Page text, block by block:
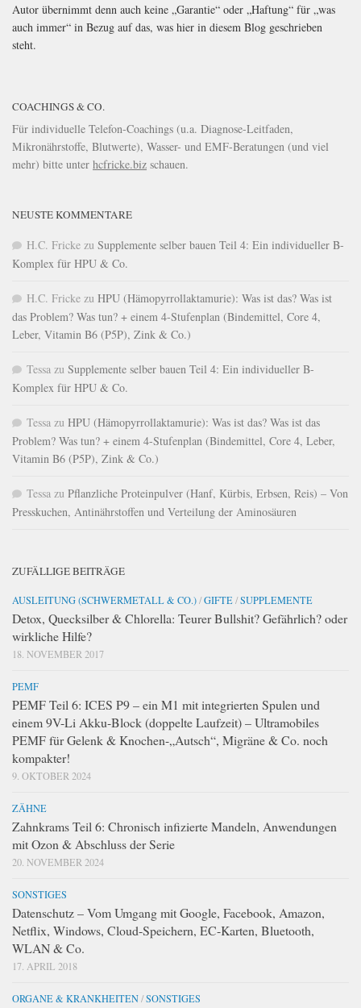
Autor übernimmt denn auch keine „Garantie“ oder „Haftung“ für „was
auch immer“ in Bezug auf das, was hier in diesem Blog geschrieben
steht.
COACHINGS & CO.
Für individuelle Telefon-Coachings (u.a. Diagnose-Leitfaden,
Mikronährstoffe, Blutwerte), Wasser- und EMF-Beratungen (und viel
mehr) bitte unter hcfricke.biz schauen.
NEUSTE KOMMENTARE
H.C. Fricke zu Supplemente selber bauen Teil 4: Ein individueller B-
Komplex für HPU & Co.
H.C. Fricke zu HPU (Hämopyrrollaktamurie): Was ist das? Was ist
das Problem? Was tun? + einem 4-Stufenplan (Bindemittel, Core 4,
Leber, Vitamin B6 (P5P), Zink & Co.)
Tessa zu Supplemente selber bauen Teil 4: Ein individueller B-
Komplex für HPU & Co.
Tessa zu HPU (Hämopyrrollaktamurie): Was ist das? Was ist das
Problem? Was tun? + einem 4-Stufenplan (Bindemittel, Core 4, Leber,
Vitamin B6 (P5P), Zink & Co.)
Tessa zu Pflanzliche Proteinpulver (Hanf, Kürbis, Erbsen, Reis) – Von
Presskuchen, Antinährstoffen und Verteilung der Aminosäuren
ZUFÄLLIGE BEITRÄGE
AUSLEITUNG (SCHWERMETALL & CO.)/GIFTE/SUPPLEMENTE
Detox, Quecksilber & Chlorella: Teurer Bullshit? Gefährlich? oder
wirkliche Hilfe?
18. NOVEMBER 2017
PEMF
PEMF Teil 6: ICES P9 – ein M1 mit integrierten Spulen und
einem 9V-Li Akku-Block (doppelte Laufzeit) – Ultramobiles
PEMF für Gelenk & Knochen-„Autsch“, Migräne & Co. noch
kompakter!
9. OKTOBER 2024
ZÄHNE
Zahnkrams Teil 6: Chronisch infizierte Mandeln, Anwendungen
mit Ozon & Abschluss der Serie
20. NOVEMBER 2024
SONSTIGES
Datenschutz – Vom Umgang mit Google, Facebook, Amazon,
Netflix, Windows, Cloud-Speichern, EC-Karten, Bluetooth,
WLAN & Co.
17. APRIL 2018
ORGANE & KRANKHEITEN/SONSTIGES